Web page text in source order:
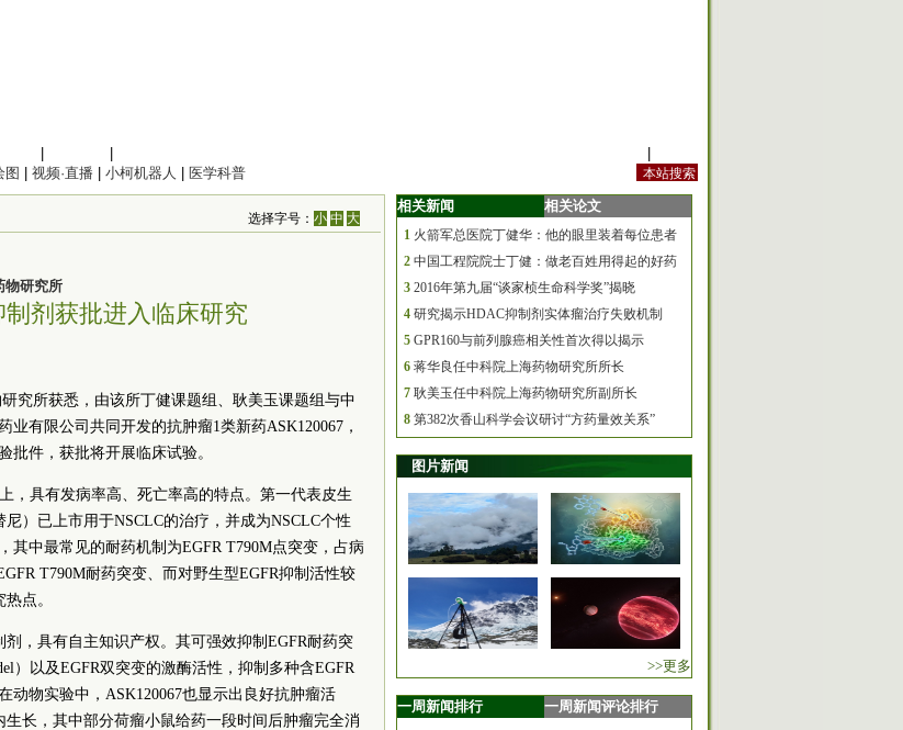
图 视频·直播 小柯机器人 医学科普
选择字号：小 中 大
物研究所
剂获批进入临床研究
究所获悉，由该所丁健课题组、耿美玉课题组与中
有限公司共同开发的抗肿瘤1类新药ASK120067，
批件，获批将开展临床试验。
，具有发病率高、死亡率高的特点。第一代表皮生
）已上市用于NSCLC的治疗，并成为NSCLC个性
中最常见的耐药机制为EGFR T790M点突变，占病
T790M耐药突变、而对野生型EGFR抑制活性较
点。
，具有自主知识产权。其可强效抑制EGFR耐药突
）以及EGFR双突变的激酶活性，抑制多种含EGFR
动物实验中，ASK120067也显示出良好抗肿瘤活
长，其中部分荷瘤小鼠给药一段时间后肿瘤完全消
相关新闻 相关论文
1 火箭军总医院丁健华：他的眼里装着每位患者
2 中国工程院院士丁健：做老百姓用得起的好药
3 2016年第九届“谈家桢生命科学奖”揭晓
4 研究揭示HDAC抑制剂实体瘤治疗失败机制
5 GPR160与前列腺癌相关性首次得以揭示
6 蒋华良任中科院上海药物研究所所长
7 耿美玉任中科院上海药物研究所副所长
8 第382次香山科学会议研讨“方药量效关系”
图片新闻
>>更多
一周新闻排行 一周新闻评论排行